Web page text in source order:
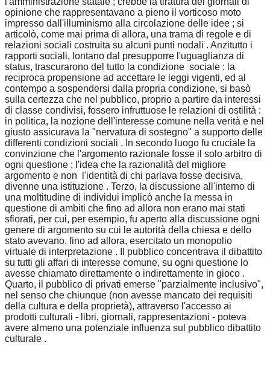
opinione che rappresentavano a pieno il vorticoso moto
impresso dall'illuminismo alla circolazione delle idee ; si
articolò, come mai prima di allora, una trama di regole e di
relazioni sociali costruita su alcuni punti nodali . Anzitutto i
rapporti sociali, lontano dal presupporre l'uguaglianza di
status, trascurarono del tutto la condizione sociale : la
reciproca propensione ad accettare le leggi vigenti, ed al
contempo a sospendersi dalla propria condizione, si basò
sulla certezza che nel pubblico, proprio a partire da interessi
di classe condivisi, fossero infruttuose le relazioni di ostilità :
in politica, la nozione dell'interesse comune nella verità e nel
giusto assicurava la "nervatura di sostegno" a supporto delle
differenti condizioni sociali . In secondo luogo fu cruciale la
convinzione che l'argomento razionale fosse il solo arbitro di
ogni questione ; l'idea che la razionalità del migliore
argomento e non l'identità di chi parlava fosse decisiva,
divenne una istituzione . Terzo, la discussione all'interno di
una moltitudine di individui implicò anche la messa in
questione di ambiti che fino ad allora non erano mai stati
sfiorati, per cui, per esempio, fu aperto alla discussione ogni
genere di argomento su cui le autorità della chiesa e dello
stato avevano, fino ad allora, esercitato un monopolio
virtuale di interpretazione . Il pubblico concentrava il dibattito
su tutti gli affari di interesse comune, su ogni questione lo
avesse chiamato direttamente o indirettamente in gioco .
Quarto, il pubblico di privati emerse "parzialmente inclusivo",
nel senso che chiunque (non avesse mancato dei requisiti
della cultura e della proprietà), attraverso l'accesso ai
prodotti culturali - libri, giornali, rappresentazioni - poteva
avere almeno una potenziale influenza sul pubblico dibattito
culturale .